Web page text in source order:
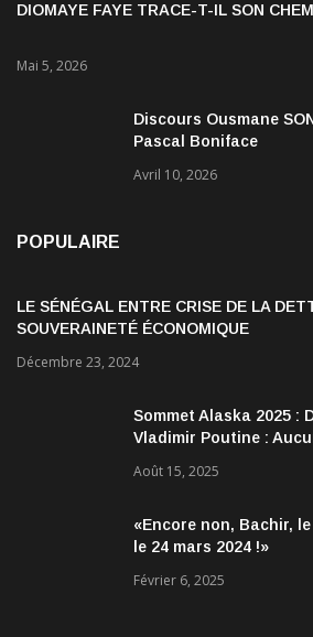
DIOMAYE FAYE TRACE-T-IL SON
Mai 5, 2026
Discours Ousmane
Pascal Boniface
Avril 10, 2026
POPULAIRE
LE SÉNÉGAL ENTRE CRISE DE LA
SOUVERAINETÉ ÉCONOMIQUE
Décembre 23, 2024
Sommet Alaska 2025 :
Vladimir Poutine :
encourageantes
Août 15, 2025
«Encore non, Bachir,
le 24 mars 2024 !»
Février 6, 2025